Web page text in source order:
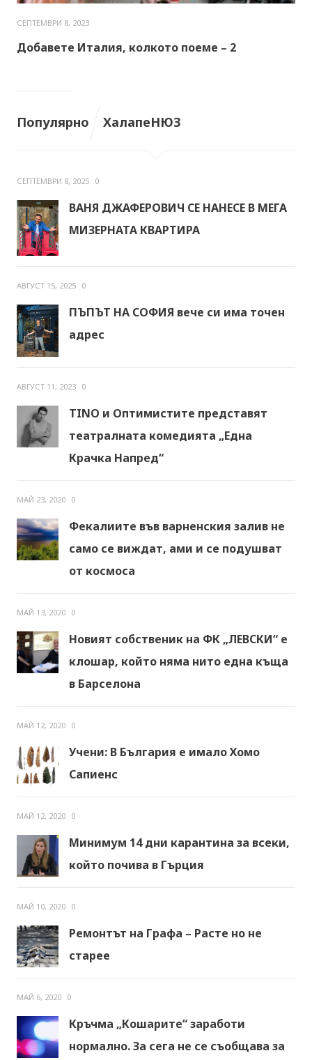
СЕПТЕМВРИ 8, 2023
Добавете Италия, колкото поеме – 2
Популярно ХалапеНЮЗ
СЕПТЕМВРИ 8, 2025 0
ВАНЯ ДЖАФЕРОВИЧ СЕ НАНЕСЕ В МЕГА
МИЗЕРНАТА КВАРТИРА
АВГУСТ 15, 2025 0
ПЪПЪТ НА СОФИЯ вече си има точен
адрес
АВГУСТ 11, 2023 0
TINO и Оптимистите представят
театралната комедията „Една
Крачка Напред“
МАЙ 23, 2020 0
Фекалиите във варненския залив не
само се виждат, ами и се подушват
от космоса
МАЙ 13, 2020 0
Новият собственик на ФК „ЛЕВСКИ“ е
клошар, който няма нито една къща
в Барселона
МАЙ 12, 2020 0
Учени: В България е имало Хомо
Сапиенс
МАЙ 12, 2020 0
Минимум 14 дни карантина за всеки,
който почива в Гърция
МАЙ 10, 2020 0
Ремонтът на Графа – Расте но не
старее
МАЙ 6, 2020 0
Кръчма „Кошарите“ заработи
нормално. За сега не се съобщава за